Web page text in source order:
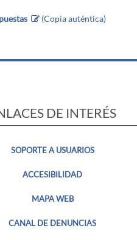
(Copia auténtica)
DE INTERÉS
SOPORTE A USUARIOS
ACCESIBILIDAD
MAPA WEB
CANAL DE DENUNCIAS